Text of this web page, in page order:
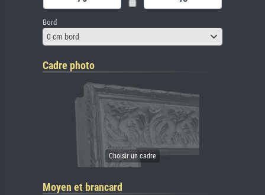
Bord
0 cm bord
Cadre photo
Moyen et brancard